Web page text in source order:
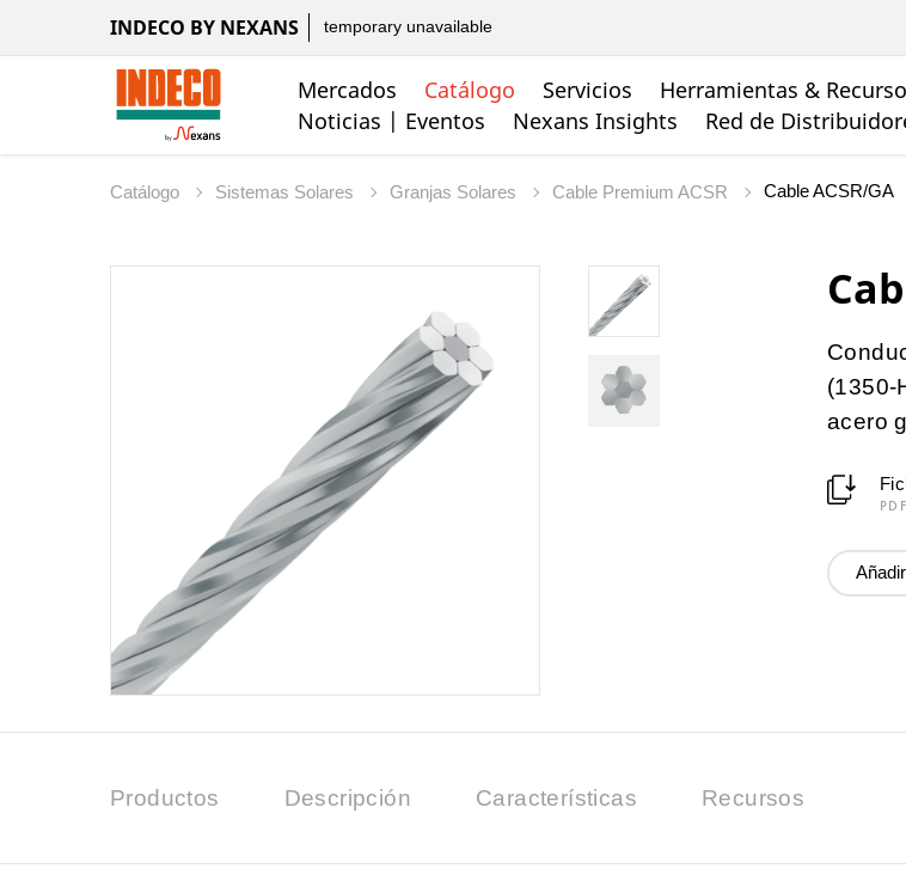
INDECO BY NEXANS temporary unavailable
Mercados Catálogo Servicios Herramientas &
Noticias | Eventos
Nexans Insights Red de
Catálogo Sistemas Solares Granjas Solares Cable Premium ACSR Cable ACSR/GA
(1350-
acero
PDF
Productos Descripción Características Recursos